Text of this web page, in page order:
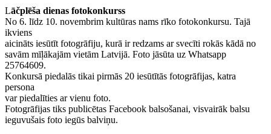
Lāčplēša dienas fotokonkurss
No 6. līdz 10. novembrim kultūras nams rīko fotokonkursu. Tajā
ikviens
aicināts iesūtīt fotogrāfiju, kurā ir redzams ar svecīti rokās kādā no
savām mīļākajām vietām Latvijā. Foto jāsūta uz Whatsapp
25764609.
Konkursā piedalās tikai pirmās 20 iesūtītās fotogrāfijas, katra
persona
var piedalīties ar vienu foto.
Fotogrāfijas tiks publicētas Facebook balsošanai, visvairāk balsu
ieguvušais foto iegūs balviņu.